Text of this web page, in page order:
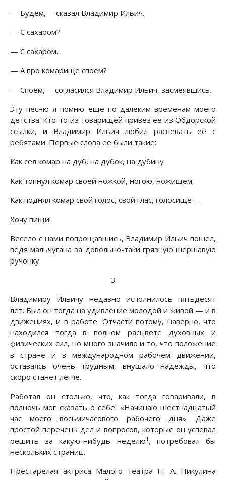
— Будем,— сказал Владимир Ильич.
— С сахаром?
— С сахаром.
— А про комарище споем?
— Споем,— согласился Владимир Ильич, засмеявшись.
Эту песню я помню еще по далеким временам моего
детства. Кто-то из товарищей привез ее из Обдорской
ссылки, и Владимир Ильич любил распевать ее с
ребятами. Первые слова ее были такие:
Как сел комар на дуб, на дубок, на дубину
Как топнул комар своей ножкой, ногою, ножищем,
Как поднял комар свой голос, свой глас, голосище —
Хочу пищи!
Весело с нами попрощавшись, Владимир Ильич пошел,
ведя мальчугана за довольно-таки грязную шершавую
ручонку.
3
Владимиру Ильичу недавно исполнилось пятьдесят
лет. Был он тогда на удивление молодой и живой — и в
движениях, и в работе. Отчасти потому, наверно, что
находился тогда в полном расцвете духовных и
физических сил, но много значило и то, что положение
в стране и в международном рабочем движении,
оставаясь очень трудным, внушало надежды, что
скоро станет легче.
Работал он столько, что, как тогда говаривали, в
полночь мог сказать о себе: «Начинаю шестнадцатый
час моего восьмичасового рабочего дня». Даже
простой перечень дел и вопросов, которые он успевал
решить за какую-нибудь неделю1 , потребовал бы
нескольких страниц.
Престарелая актриса Малого театра Н. А. Никулина